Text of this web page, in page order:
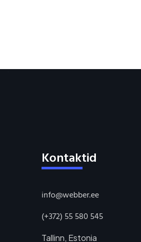
Kontaktid
info@webber.ee
(+372) 55 580 545
Tallinn, Estonia